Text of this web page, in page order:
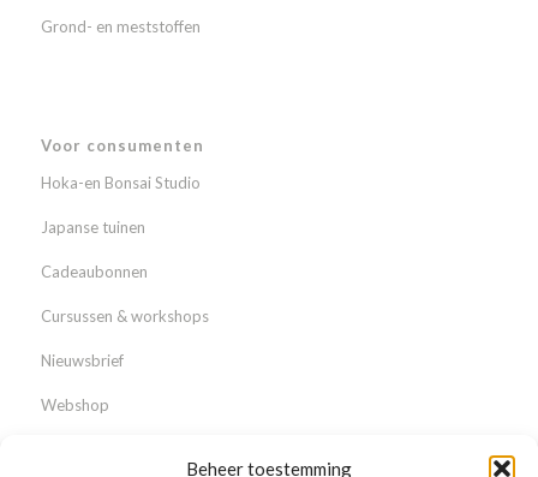
Beheer toestemming
Grond- en meststoffen
Voor consumenten
Hoka-en Bonsai Studio
Japanse tuinen
Cadeaubonnen
Cursussen & workshops
Nieuwsbrief
Webshop